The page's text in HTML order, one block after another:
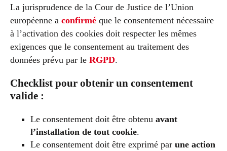
La jurisprudence de la Cour de Justice de l’Union
européenne a confirmé que le consentement nécessaire
à l’activation des cookies doit respecter les mêmes
exigences que le consentement au traitement des
données prévu par le RGPD.
Checklist pour obtenir un consentement
valide :
Le consentement doit être obtenu avant
l’installation de tout cookie.
Le consentement doit être exprimé par une action